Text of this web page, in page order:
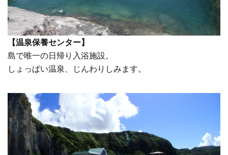
【温泉保養センター】
島で唯一の日帰り入浴施設。
しょっぱい温泉、じんわりしみます。